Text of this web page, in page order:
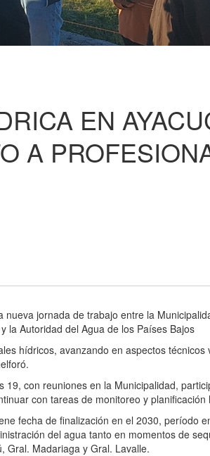
EN
A
nueva jornada de trabajo entre la
la Autoridad del Agua de los Países Bajos
hídricos, avanzando en aspectos técnicos
con reuniones en la Municipalidad,
con tareas de monitoreo y
fecha de finalización en el 2030, período
del agua tanto en momentos de
Gral. Madariaga y Gral. Lavalle.